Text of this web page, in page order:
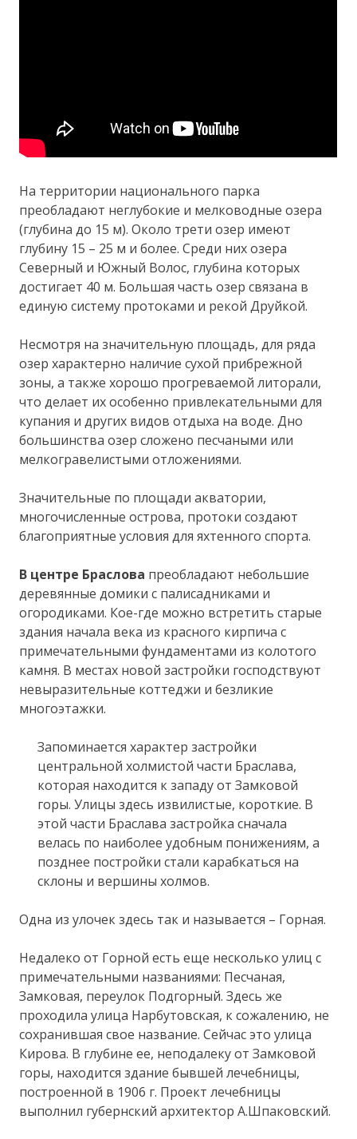
На территории национального парка
преобладают неглубокие и мелководные озера
(глубина до 15 м). Около трети озер имеют
глубину 15 – 25 м и более. Среди них озера
Северный и Южный Волос, глубина которых
достигает 40 м. Большая часть озер связана в
единую систему протоками и рекой Друйкой.
Несмотря на значительную площадь, для ряда
озер характерно наличие сухой прибрежной
зоны, а также хорошо прогреваемой литорали,
что делает их особенно привлекательными для
купания и других видов отдыха на воде. Дно
большинства озер сложено песчаными или
мелкогравелистыми отложениями.
Значительные по площади акватории,
многочисленные острова, протоки создают
благоприятные условия для яхтенного спорта.
В центре Браслова преобладают небольшие
деревянные домики с палисадниками и
огородиками. Кое-где можно встретить старые
здания начала века из красного кирпича с
примечательными фундаментами из колотого
камня. В местах новой застройки господствуют
невыразительные коттеджи и безликие
многоэтажки.
Запоминается характер застройки
центральной холмистой части Браслава,
которая находится к западу от Замковой
горы. Улицы здесь извилистые, короткие. В
этой части Браслава застройка сначала
велась по наиболее удобным понижениям, а
позднее постройки стали карабкаться на
склоны и вершины холмов.
Одна из улочек здесь так и называется – Горная.
Недалеко от Горной есть еще несколько улиц с
примечательными названиями: Песчаная,
Замковая, переулок Подгорный. Здесь же
проходила улица Нарбутовская, к сожалению, не
сохранившая свое название. Сейчас это улица
Кирова. В глубине ее, неподалеку от Замковой
горы, находится здание бывшей лечебницы,
построенной в 1906 г. Проект лечебницы
выполнил губернский архитектор А.Шпаковский.